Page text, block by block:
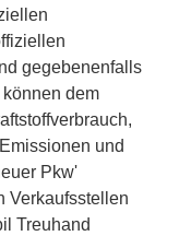
gegebenenfalls
dem
und
Pkw'
Verkaufsstellen
Treuhand